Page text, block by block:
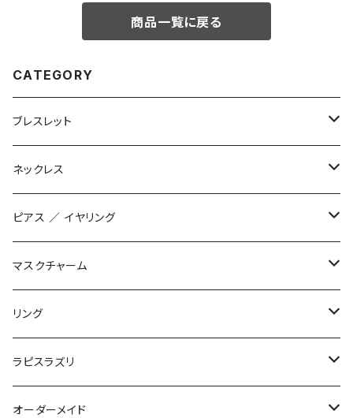
商品一覧に戻る
CATEGORY
ブレスレット
数珠ブレスレット
STONE ONLY
JUZUSUKE STANDARD
ブレイドブレスレット
2連ブレスレット
STONE ONLY
JUZUSUKE STANDARD
ワイヤーブレスレット
ネックレス
オリジナル
インポート
ピアス ／ イヤリング
オリジナル
インポート
マスクチャーム
1200+tax
1500+tax
リング
オリジナル
インポート
ラピスラズリ
ブレスレット
オーダーメイド